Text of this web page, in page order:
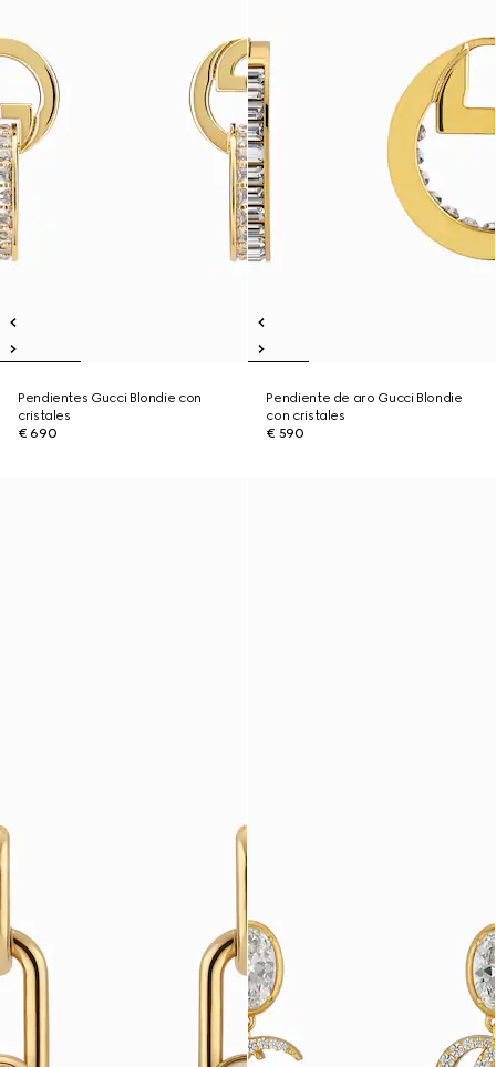
Pendientes Gucci Blondie con
cristales
€ 690
Pendiente de aro Gucci Blondie
con cristales
€ 590